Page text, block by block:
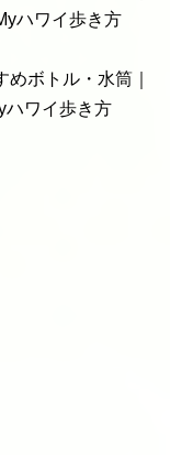
ハワイ歩き方
めボトル・水筒｜
ハワイ歩き方